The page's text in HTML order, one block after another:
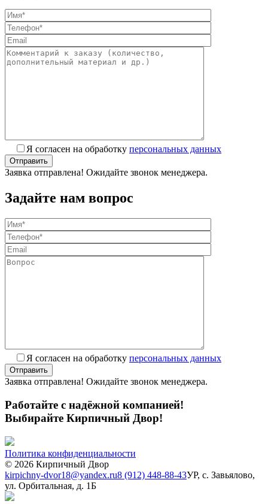
Я согласен на обработку персональных данных
Заявка отправлена! Ожидайте звонок менеджера.
Задайте нам вопрос
Я согласен на обработку персональных данных
Заявка отправлена! Ожидайте звонок менеджера.
Работайте с надёжной компанией!
Выбирайте Кирпичный Двор!
Политика конфиденциальности
© 2026 Кирпичный Двор
kirpichny-dvor18@yandex.ru8 (912) 448-88-43УР, с. Завьялово,
ул. Орбитальная, д. 1Б